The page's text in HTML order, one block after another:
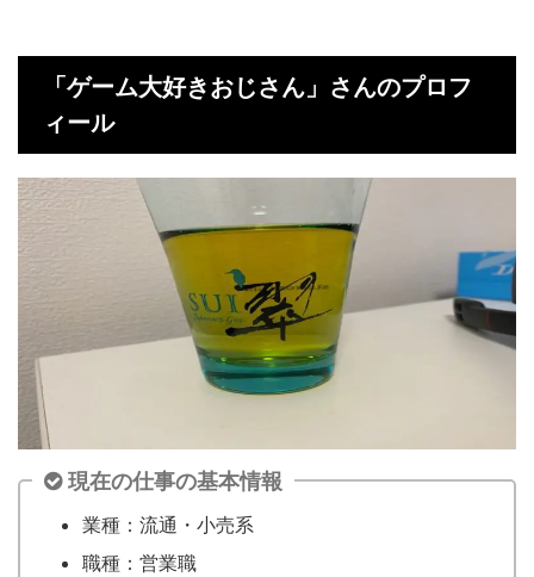
「ゲーム大好きおじさん」さんのプロフ
ィール
現在の仕事の基本情報
業種：流通・小売系
職種：営業職